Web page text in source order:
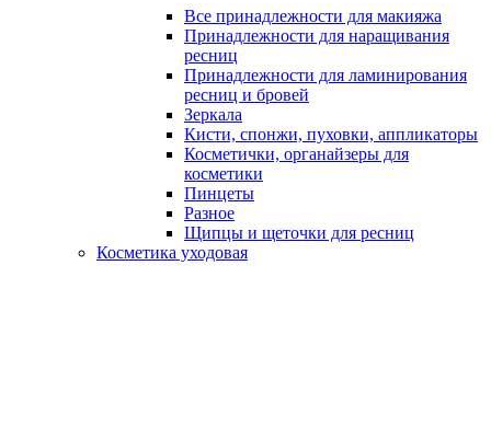
Все принадлежности для макияжа
Принадлежности для наращивания
ресниц
Принадлежности для ламинирования
ресниц и бровей
Зеркала
Кисти, спонжи, пуховки, аппликаторы
Косметички, органайзеры для
косметики
Пинцеты
Разное
Щипцы и щеточки для ресниц
Косметика уходовая